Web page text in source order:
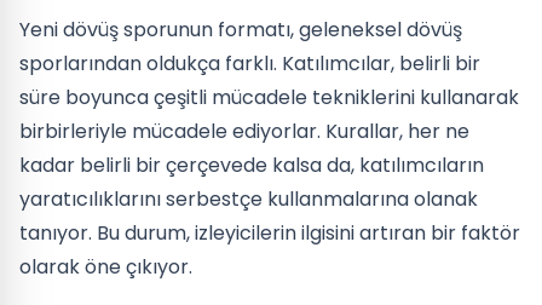
Yeni dövüş sporunun formatı, geleneksel dövüş
sporlarından oldukça farklı. Katılımcılar, belirli bir
süre boyunca çeşitli mücadele tekniklerini kullanarak
birbirleriyle mücadele ediyorlar. Kurallar, her ne
kadar belirli bir çerçevede kalsa da, katılımcıların
yaratıcılıklarını serbestçe kullanmalarına olanak
tanıyor. Bu durum, izleyicilerin ilgisini artıran bir faktör
olarak öne çıkıyor.